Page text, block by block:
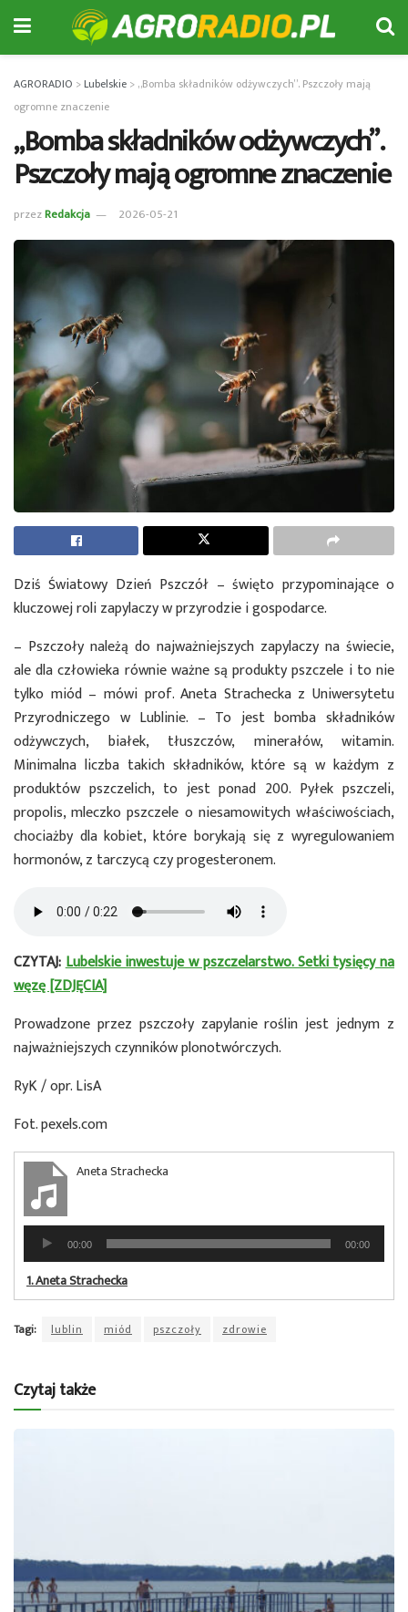
AGRORADIO >Lubelskie > „Bomba składników odżywczych”. Pszczoły mają
ogromne znaczenie
„Bomba składników odżywczych”.
Pszczoły mają ogromne znaczenie
przezRedakcja 2026-05-21
Dziś Światowy Dzień Pszczół – święto przypominające o
kluczowej roli zapylaczy w przyrodzie i gospodarce.
– Pszczoły należą do najważniejszych zapylaczy na świecie,
ale dla człowieka równie ważne są produkty pszczele i to nie
tylko miód – mówi prof. Aneta Strachecka z Uniwersytetu
Przyrodniczego w Lublinie. – To jest bomba składników
odżywczych, białek, tłuszczów, minerałów, witamin.
Minimalna liczba takich składników, które są w każdym z
produktów pszczelich, to jest ponad 200. Pyłek pszczeli,
propolis, mleczko pszczele o niesamowitych właściwościach,
chociażby dla kobiet, które borykają się z wyregulowaniem
hormonów, z tarczycą czy progesteronem.
CZYTAJ:Lubelskie inwestuje w pszczelarstwo. Setki tysięcy na
węzę [ZDJĘCIA]
Prowadzone przez pszczoły zapylanie roślin jest jednym z
najważniejszych czynników plonotwórczych.
RyK / opr. LisA
Fot. pexels.com
Aneta Strachecka
Odtwarzacz
plików
dźwiękowych
00:00 00:00
1.Aneta Strachecka
Tagi: lublin miód pszczoły zdrowie
Czytaj także